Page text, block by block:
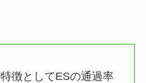
徴としてESの通過率